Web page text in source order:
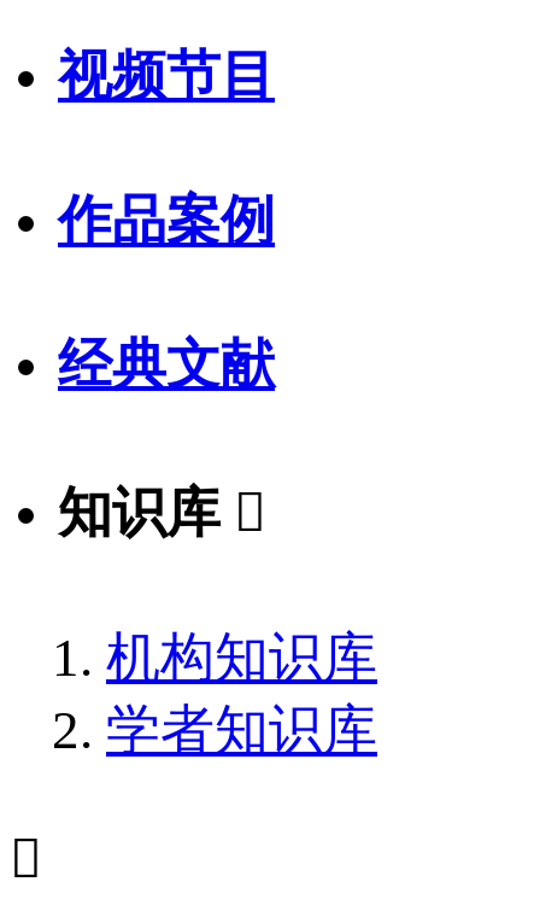
视频节目
作品案例
经典文献
知识库 
机构知识库
学者知识库
